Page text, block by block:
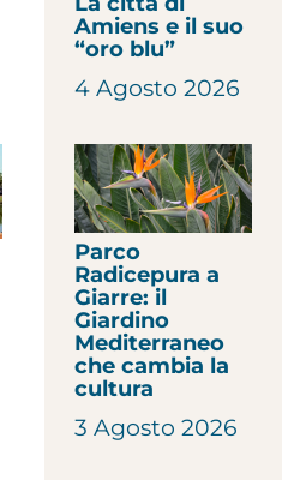
Amiens e il suo
“oro blu”
4 Agosto 2026
Parco
Radicepura a
Giarre: il
Giardino
Mediterraneo
che cambia la
cultura
3 Agosto 2026